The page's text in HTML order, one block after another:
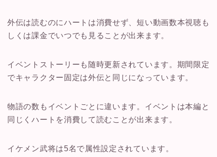
外伝は読むのにハートは消費せず、短い動画数本視聴も
しくは課金でいつでも見ることが出来ます。
イベントストーリーも随時更新されています。期間限定
でキャラクター固定は外伝と同じになっています。
物語の数もイベントごとに違います。イベントは本編と
同じくハートを消費して読むことが出来ます。
イケメン武将は5名で属性設定されています。